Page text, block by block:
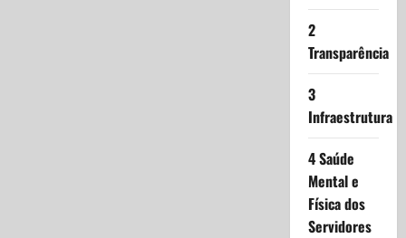
2
Transparência
3
Infraestrutura
4 Saúde
Mental e
Física dos
Servidores